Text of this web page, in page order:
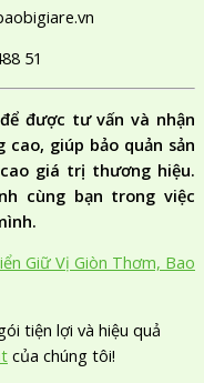
51
được tư vấn và nhận
giúp bảo quản sản
giá trị thương hiệu.
cùng bạn trong việc
Giữ Vị Giòn Thơm, Bao
tiện lợi và hiệu quả
của chúng tôi!